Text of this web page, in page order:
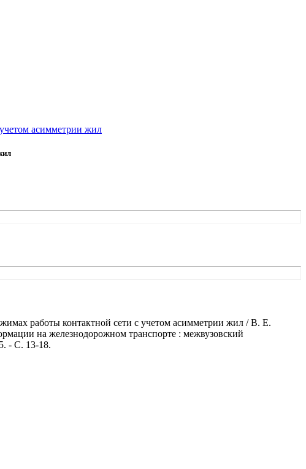
асимметрии жил
работы контактной сети с учетом асимметрии жил / В. Е.
на железнодорожном транспорте : межвузовский
- С. 13-18.